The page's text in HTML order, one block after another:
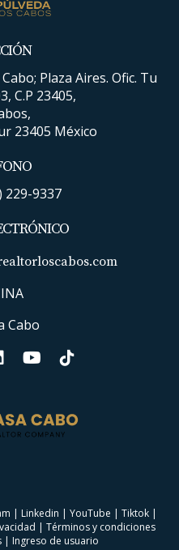
locales
movieron
DEL
Plaza Aires. Ofic. Tu
C.P 23405,
23405 México
229-9337
Cabo
| Linkedin | YouTube | Tiktok |
| Términos y condiciones
| Ingreso de usuario